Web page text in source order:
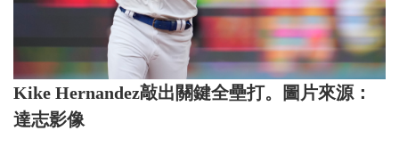
Kike Hernandez敲出關鍵全壘打。圖片來源：
達志影像